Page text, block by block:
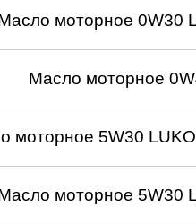
моторное 0W30
Масло моторное
моторное 5W30
моторное 5W30